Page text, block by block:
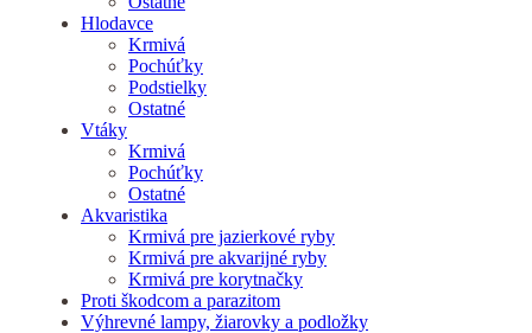
Hlodavce
Krmivá
Pochúťky
Podstielky
Ostatné
Vtáky
Krmivá
Pochúťky
Ostatné
Akvaristika
Krmivá pre jazierkové ryby
Krmivá pre akvarijné ryby
Krmivá pre korytnačky
Proti škodcom a parazitom
Výhrevné lampy, žiarovky a podložky